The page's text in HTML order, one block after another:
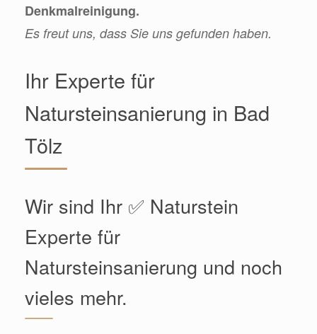
Denkmalreinigung.
Es freut uns, dass Sie uns gefunden haben.
Ihr Experte für
Natursteinsanierung in Bad
Tölz
Wir sind Ihr ✅ Naturstein
Experte für
Natursteinsanierung und noch
vieles mehr.